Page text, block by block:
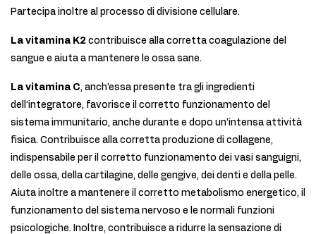
Partecipa inoltre al processo di divisione cellulare.
La vitamina K2 contribuisce alla corretta coagulazione del
sangue e aiuta a mantenere le ossa sane.
La vitamina C, anch’essa presente tra gli ingredienti
dell’integratore, favorisce il corretto funzionamento del
sistema immunitario, anche durante e dopo un’intensa attività
fisica. Contribuisce alla corretta produzione di collagene,
indispensabile per il corretto funzionamento dei vasi sanguigni,
delle ossa, della cartilagine, delle gengive, dei denti e della pelle.
Aiuta inoltre a mantenere il corretto metabolismo energetico, il
funzionamento del sistema nervoso e le normali funzioni
psicologiche. Inoltre, contribuisce a ridurre la sensazione di